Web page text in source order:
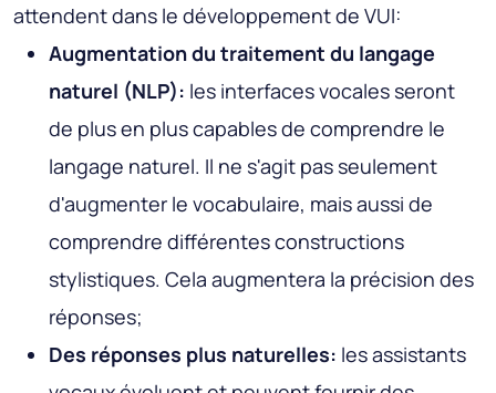
attendent dans le développement de VUI:
Augmentation du traitement du langage
naturel (NLP): les interfaces vocales seront
de plus en plus capables de comprendre le
langage naturel. Il ne s'agit pas seulement
d'augmenter le vocabulaire, mais aussi de
comprendre différentes constructions
stylistiques. Cela augmentera la précision des
réponses;
Des réponses plus naturelles: les assistants